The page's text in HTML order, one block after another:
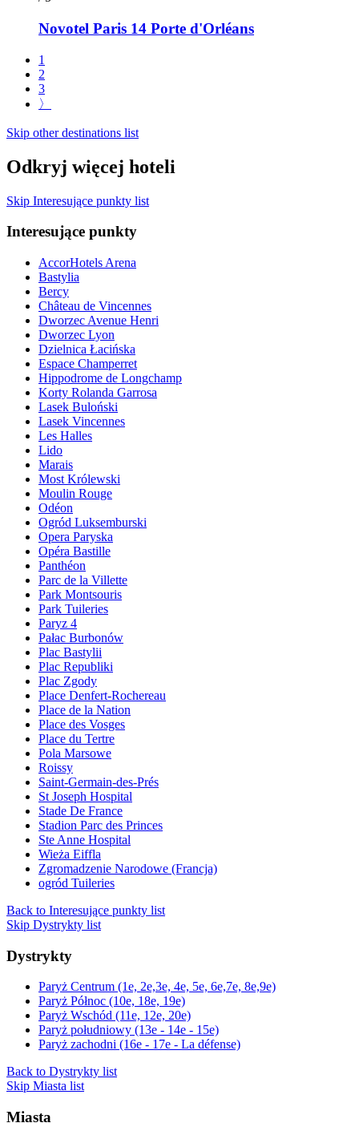
Novotel Paris 14 Porte d'Orléans
1
2
3
〉
Skip other destinations list
Odkryj więcej hoteli
Skip Interesujące punkty list
Interesujące punkty
AccorHotels Arena
Bastylia
Bercy
Château de Vincennes
Dworzec Avenue Henri
Dworzec Lyon
Dzielnica Łacińska
Espace Champerret
Hippodrome de Longchamp
Korty Rolanda Garrosa
Lasek Buloński
Lasek Vincennes
Les Halles
Lido
Marais
Most Królewski
Moulin Rouge
Odéon
Ogród Luksemburski
Opera Paryska
Opéra Bastille
Panthéon
Parc de la Villette
Park Montsouris
Park Tuileries
Paryz 4
Pałac Burbonów
Plac Bastylii
Plac Republiki
Plac Zgody
Place Denfert-Rochereau
Place de la Nation
Place des Vosges
Place du Tertre
Pola Marsowe
Roissy
Saint-Germain-des-Prés
St Joseph Hospital
Stade De France
Stadion Parc des Princes
Ste Anne Hospital
Wieża Eiffla
Zgromadzenie Narodowe (Francja)
ogród Tuileries
Back to Interesujące punkty list
Skip Dystrykty list
Dystrykty
Paryż Centrum (1e, 2e,3e, 4e, 5e, 6e,7e, 8e,9e)
Paryż Północ (10e, 18e, 19e)
Paryż Wschód (11e, 12e, 20e)
Paryż południowy (13e - 14e - 15e)
Paryż zachodni (16e - 17e - La défense)
Back to Dystrykty list
Skip Miasta list
Miasta